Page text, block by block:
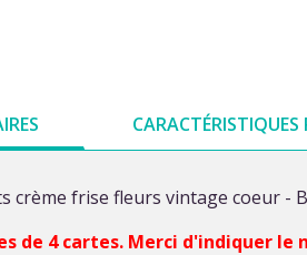
crème frise fleurs vintage coeur -
de 4 cartes. Merci d'indiquer